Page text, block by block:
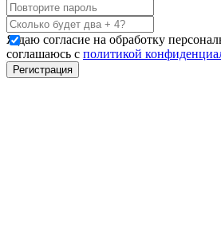
Я даю согласие на обработку
соглашаюсь с политикой
Регистрация